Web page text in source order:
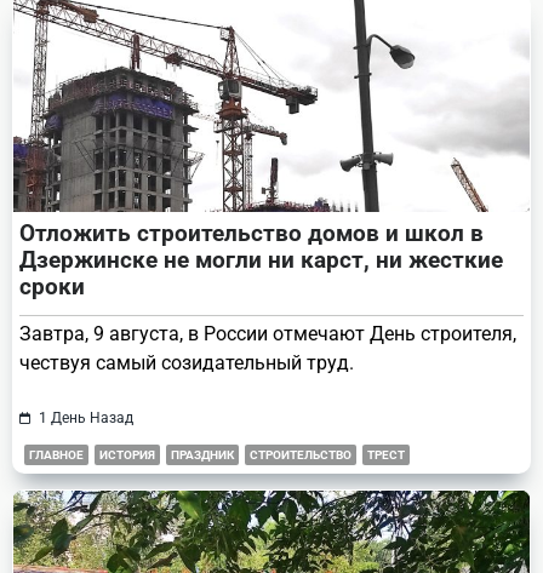
text">Page</span>
Отложить строительство домов и школ в
Дзержинске не могли ни карст, ни жесткие
сроки
Завтра, 9 августа, в России отмечают День строителя,
чествуя самый созидательный труд.
1 День Назад
ГЛАВНОЕ ИСТОРИЯ ПРАЗДНИК СТРОИТЕЛЬСТВО ТРЕСТ